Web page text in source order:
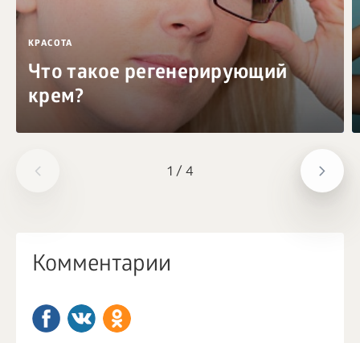
1 / 4
КРАСОТА
Что такое регенерирующий
крем?
Комментарии